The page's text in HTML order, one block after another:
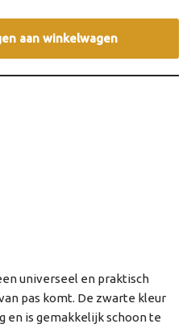
aan winkelwagen
universeel en praktisch
pas komt. De zwarte kleur
en is gemakkelijk schoon te